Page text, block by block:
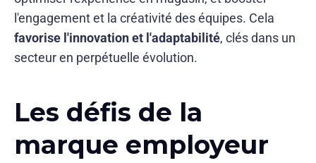
l'engagement et la créativité des équipes. Cela
favorise l'innovation et l'adaptabilité, clés dans un
secteur en perpétuelle évolution.
Les défis de la
marque employeur